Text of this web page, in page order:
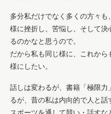
多分私だけでなく多くの方々
様に挫折し、苦悩し、そして
るのかなと思うので。
だから私も同じ様に、これか
様にしたい。
話しは変わるが、書籍「極限力
るが、昔の私は内向的で人と